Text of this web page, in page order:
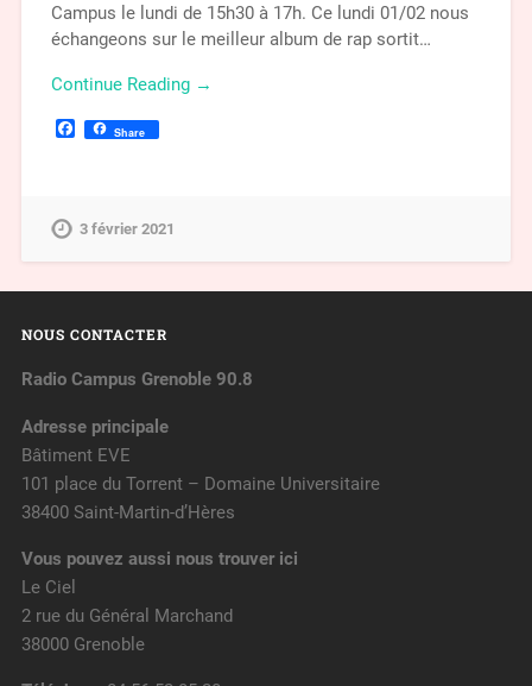
Campus le lundi de 15h30 à 17h. Ce lundi 01/02 nous
échangeons sur le meilleur album de rap sortit…
Continue Reading →
Facebook
Share
3 février 2021
NOUS CONTACTER
Radio Campus Grenoble 90.8
Adresse principale
Bâtiment EVE
101 place du Torrent – Domaine Universitaire
38400 Saint-Martin-d’Hères
Vous pouvez aussi nous trouver ici
Le Ciel
2 rue du Général Marchand
38000 Grenoble